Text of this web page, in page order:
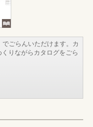
ごらんいただけます。カ
りながらカタログをごら